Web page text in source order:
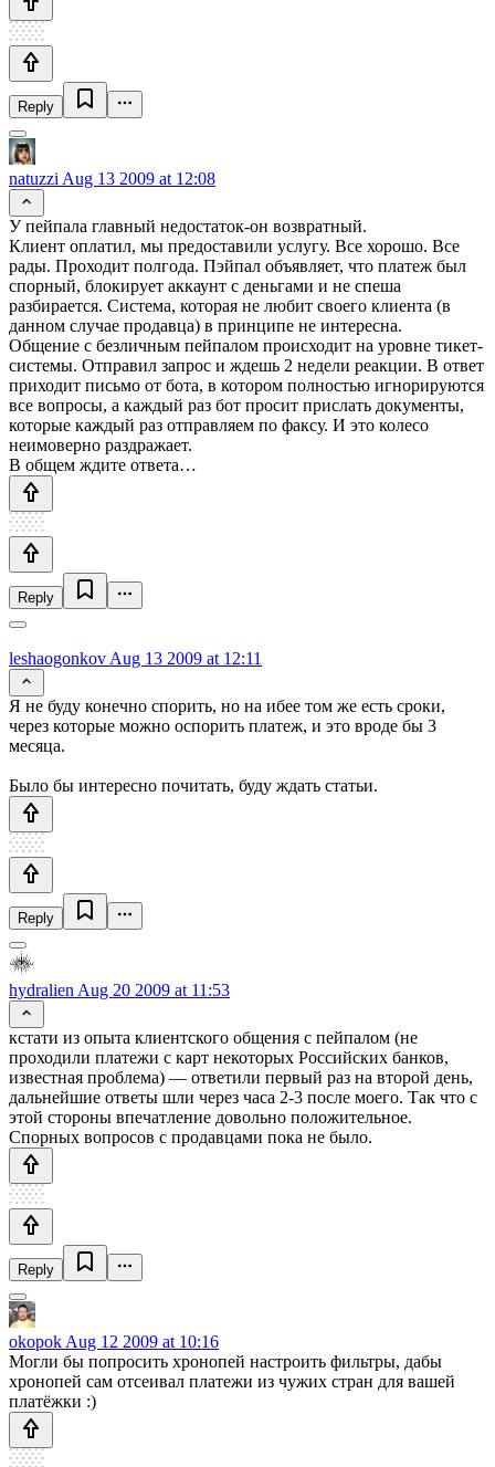
Reply
natuzzi Aug 13 2009 at 12:08
У пейпала главный недостаток-он возвратный.
Клиент оплатил, мы предоставили услугу. Все хорошо. Все
рады. Проходит полгода. Пэйпал объявляет, что платеж был
спорный, блокирует аккаунт с деньгами и не спеша
разбирается. Система, которая не любит своего клиента (в
данном случае продавца) в принципе не интересна.
Общение с безличным пейпалом происходит на уровне тикет-
системы. Отправил запрос и ждешь 2 недели реакции. В ответ
приходит письмо от бота, в котором полностью игнорируются
все вопросы, а каждый раз бот просит прислать документы,
которые каждый раз отправляем по факсу. И это колесо
неимоверно раздражает.
В общем ждите ответа…
Reply
leshaogonkov Aug 13 2009 at 12:11
Я не буду конечно спорить, но на ибее том же есть сроки,
через которые можно оспорить платеж, и это вроде бы 3
месяца.
Было бы интересно почитать, буду ждать статьи.
Reply
hydralien Aug 20 2009 at 11:53
кстати из опыта клиентского общения с пейпалом (не
проходили платежи с карт некоторых Российских банков,
известная проблема) — ответили первый раз на второй день,
дальнейшие ответы шли через часа 2-3 после моего. Так что с
этой стороны впечатление довольно положительное.
Спорных вопросов с продавцами пока не было.
Reply
okopok Aug 12 2009 at 10:16
Могли бы попросить хронопей настроить фильтры, дабы
хронопей сам отсеивал платежи из чужих стран для вашей
платёжки :)